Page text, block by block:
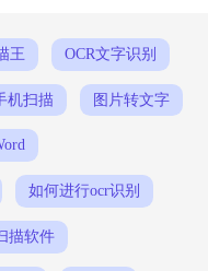
王 OCR文字识别
机扫描 图片转文字
如何进行ocr识别
描软件